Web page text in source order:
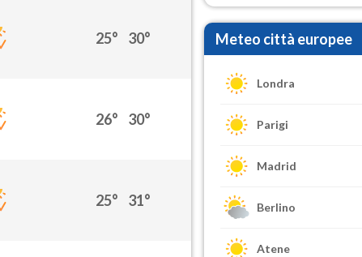
25° 30°
26° 30°
25° 31°
Meteo città europee
Londra
Parigi
Madrid
Berlino
Atene